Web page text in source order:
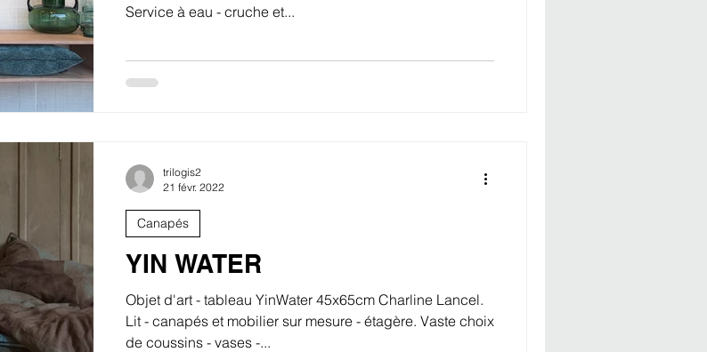
Service à eau - cruche et...
YIN WATER
Objet d'art - tableau YinWater 45x65cm Charline Lancel.
Lit - canapés et mobilier sur mesure - étagère. Vaste choix
de coussins - vases -...
Canapés
trilogis2
21 févr. 2022